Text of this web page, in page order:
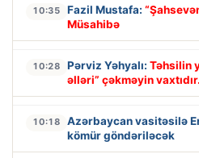
10:35 Fazil Mustafa:
Müsahibə
10:28 Pərviz Yəhyalı: Təhsilin
əlləri” çəkməyin
10:18
Azərbaycan vasitəsilə
kömür göndəriləcək